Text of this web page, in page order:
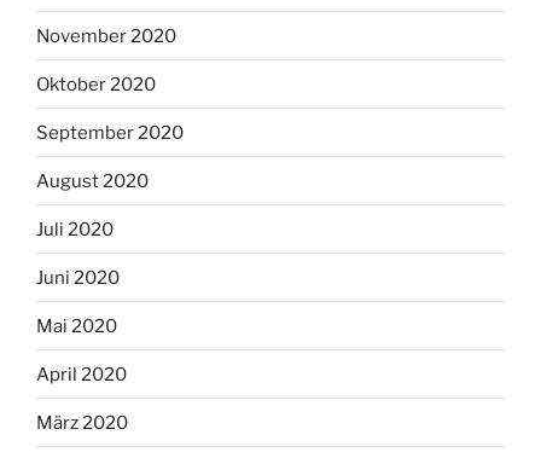
November 2020
Oktober 2020
September 2020
August 2020
Juli 2020
Juni 2020
Mai 2020
April 2020
März 2020